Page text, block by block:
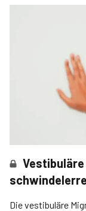
Vestibuläre
Die vestibuläre